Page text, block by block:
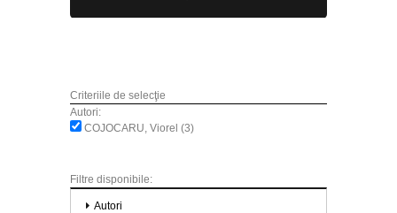
Criteriile de selecţie
Autori:
COJOCARU, Viorel (3)
Filtre disponibile:
Autori